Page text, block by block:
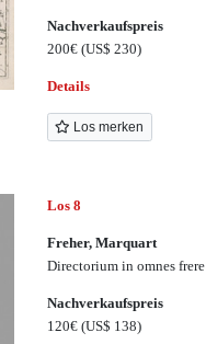
Nachverkaufspreis
200€ (US$ 230)
Details
Los merken
Los 8
Freher, Marquart
Directorium in omnes frere
Nachverkaufspreis
120€ (US$ 138)